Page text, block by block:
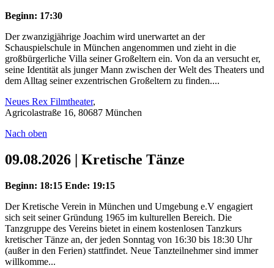
Beginn: 17:30
Der zwanzigjährige Joachim wird unerwartet an der
Schauspielschule in München angenommen und zieht in die
großbürgerliche Villa seiner Großeltern ein. Von da an versucht er,
seine Identität als junger Mann zwischen der Welt des Theaters und
dem Alltag seiner exzentrischen Großeltern zu finden....
Neues Rex Filmtheater,
Agricolastraße 16, 80687 München
Nach oben
09.08.2026 | Kretische Tänze
Beginn: 18:15 Ende: 19:15
Der Kretische Verein in München und Umgebung e.V engagiert
sich seit seiner Gründung 1965 im kulturellen Bereich. Die
Tanzgruppe des Vereins bietet in einem kostenlosen Tanzkurs
kretischer Tänze an, der jeden Sonntag von 16:30 bis 18:30 Uhr
(außer in den Ferien) stattfindet. Neue Tanzteilnehmer sind immer
willkomme...